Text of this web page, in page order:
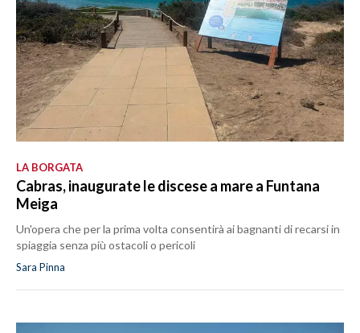
LA BORGATA
Cabras, inaugurate le discese a mare a Funtana
Meiga
Un'opera che per la prima volta consentirà ai bagnanti di recarsi in
spiaggia senza più ostacoli o pericoli
Sara Pinna